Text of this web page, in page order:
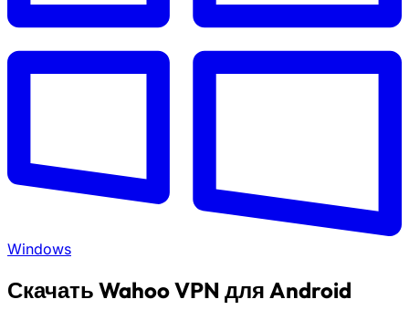
Windows
Скачать Wahoo VPN для Android